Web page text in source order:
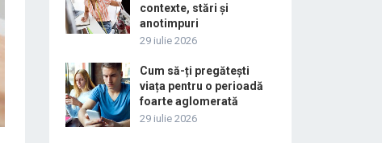
contexte, stări și
anotimpuri
29 iulie 2026
Cum să-ți pregătești
viața pentru o perioadă
foarte aglomerată
29 iulie 2026